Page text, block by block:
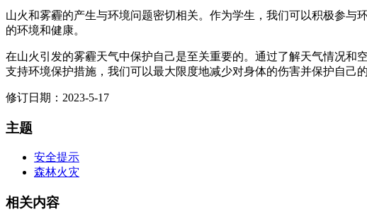
山火和雾霾的产生与环境问题密切相关。作为学生，我们可以积极参
的环境和健康。
在山火引发的雾霾天气中保护自己是至关重要的。通过了解天气情况
支持环境保护措施，我们可以最大限度地减少对身体的伤害并保护自
修订日期：2023-5-17
主题
安全提示
森林火灾
相关内容